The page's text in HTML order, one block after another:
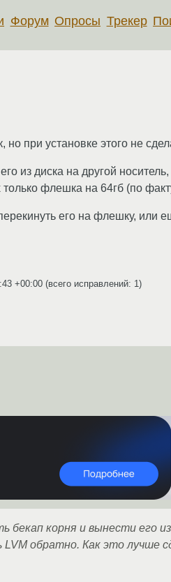
Форум Опросы Трекер
при установке этого не
из диска на другой
флешка на 64гб (по
его на флешку, или
+00:00 (всего исправлений: 1)
бекап корня и вынести его
обратно. Как это лучше